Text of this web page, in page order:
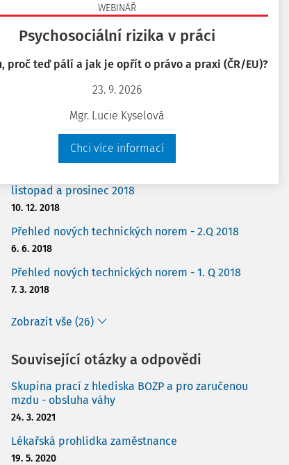
WEBINÁŘ
Psychosociální rizika v práci
proč teď pálí a jak je opřít o právo a praxi (ČR/EU)?
23. 9. 2026
Mgr. Lucie Kyselová
Chci více informací
Bezpečnost a hygiena práce
na 14 dní zdarma.
Chci přístup zdarma
Máte už předplatné?
Související články
listopad a prosinec 2018
10. 12. 2018
Přehled nových technických norem - 2.Q 2018
6. 6. 2018
Přehled nových technických norem - 1. Q 2018
7. 3. 2018
Zobrazit vše (26)
Související otázky a odpovědi
Skupina prací z hlediska BOZP a pro zaručenou
mzdu - obsluha váhy
24. 3. 2021
Lékařská prohlídka zaměstnance
19. 5. 2020